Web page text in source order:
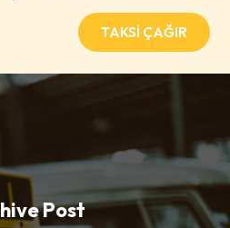
TAKSİ ÇAĞIR
Post